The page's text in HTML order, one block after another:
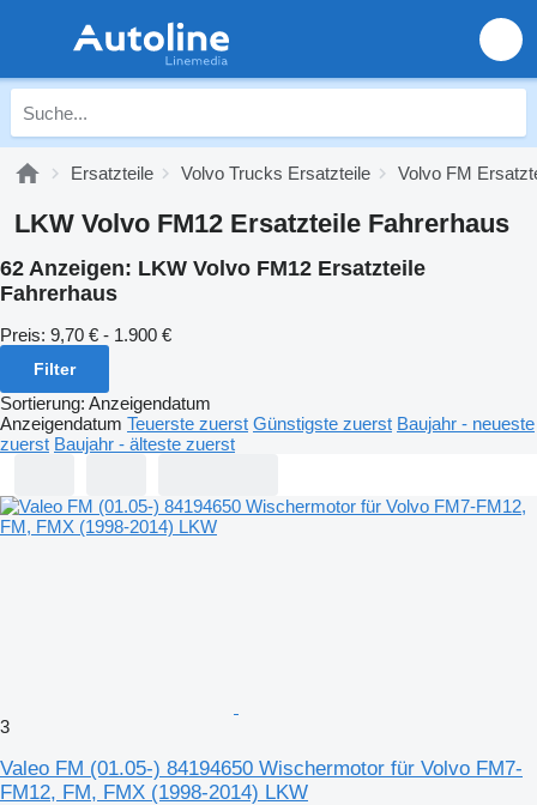
Ersatzteile Volvo Trucks Ersatzteile Volvo FM
LKW Volvo FM12 Ersatzteile Fahrerhaus
62 Anzeigen: LKW Volvo FM12 Ersatzteile
Fahrerhaus
Preis: 9,70 € - 1.900 €
Filter
Sortierung: Anzeigendatum
Anzeigendatum Teuerste zuerst Günstigste zuerst Baujahr - neueste
zuerst Baujahr - älteste zuerst
3
Valeo FM (01.05-) 84194650 Wischermotor für Volvo FM7-
FM12, FM, FMX (1998-2014) LKW